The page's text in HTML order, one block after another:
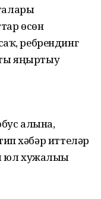
өсөн
ребрендинг
яңыртыу
алына,
хәбәр иттеләр
юл хужалығы